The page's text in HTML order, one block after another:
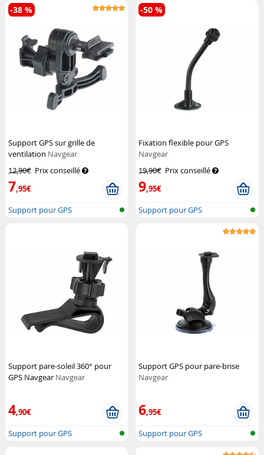
Support GPS sur grille de
ventilation Navgear
12,90€ Prix conseillé
7,95€
-38 %
Support pour GPS
Fixation flexible pour GPS
Navgear
19,90€ Prix conseillé
9,95€
-50 %
Support pour GPS
Support pare-soleil 360° pour
GPS Navgear Navgear
4,90€
Support pour GPS
Support GPS pour pare-brise
Navgear
6,95€
Support pour GPS